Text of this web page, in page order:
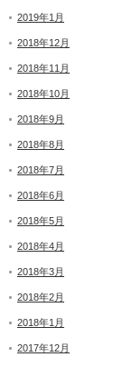
2019年1月
2018年12月
2018年11月
2018年10月
2018年9月
2018年8月
2018年7月
2018年6月
2018年5月
2018年4月
2018年3月
2018年2月
2018年1月
2017年12月